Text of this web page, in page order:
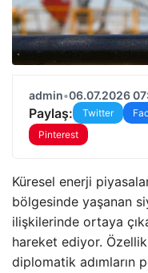
admin•06.07.2026
Paylaş: Twitter
Pinterest
Küresel enerji
bölgesinde yaşanan
ilişkilerinde ortaya
hareket ediyor.
diplomatik adımların